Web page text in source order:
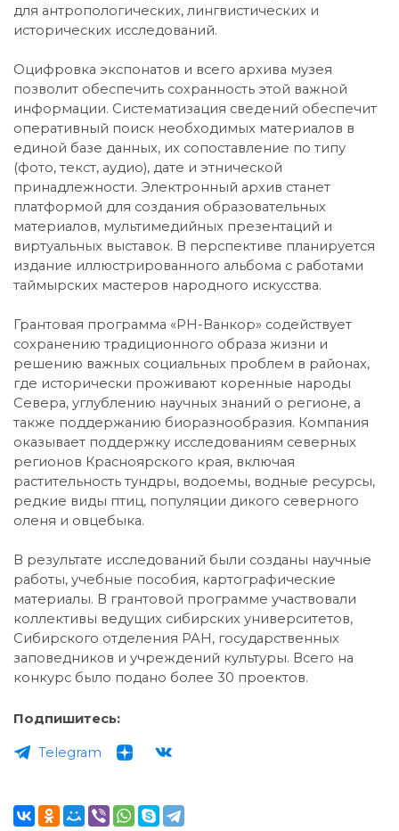
для антропологических, лингвистических и
исторических исследований.
Оцифровка экспонатов и всего архива музея
позволит обеспечить сохранность этой важной
информации. Систематизация сведений обеспечит
оперативный поиск необходимых материалов в
единой базе данных, их сопоставление по типу
(фото, текст, аудио), дате и этнической
принадлежности. Электронный архив станет
платформой для создания образовательных
материалов, мультимедийных презентаций и
виртуальных выставок. В перспективе планируется
издание иллюстрированного альбома с работами
таймырских мастеров народного искусства.
Грантовая программа «РН-Ванкор» содействует
сохранению традиционного образа жизни и
решению важных социальных проблем в районах,
где исторически проживают коренные народы
Севера, углублению научных знаний о регионе, а
также поддержанию биоразнообразия. Компания
оказывает поддержку исследованиям северных
регионов Красноярского края, включая
растительность тундры, водоемы, водные ресурсы,
редкие виды птиц, популяции дикого северного
оленя и овцебыка.
В результате исследований были созданы научные
работы, учебные пособия, картографические
материалы. В грантовой программе участвовали
коллективы ведущих сибирских университетов,
Сибирского отделения РАН, государственных
заповедников и учреждений культуры. Всего на
конкурс было подано более 30 проектов.
Подпишитесь:
Telegram